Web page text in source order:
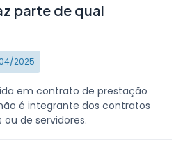
parte de qual
2025
em contrato de prestação
é integrante dos contratos
de servidores.